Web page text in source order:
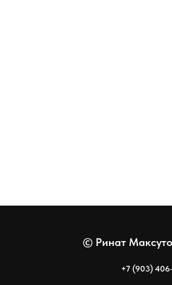
© Ринат
+7 (903)